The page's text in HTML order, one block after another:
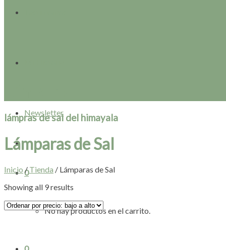
Newsletter
0
No hay productos en el carrito.
lámpras de sal del himayala
Lámparas de Sal
Inicio / Tienda / Lámparas de Sal
Showing all 9 results